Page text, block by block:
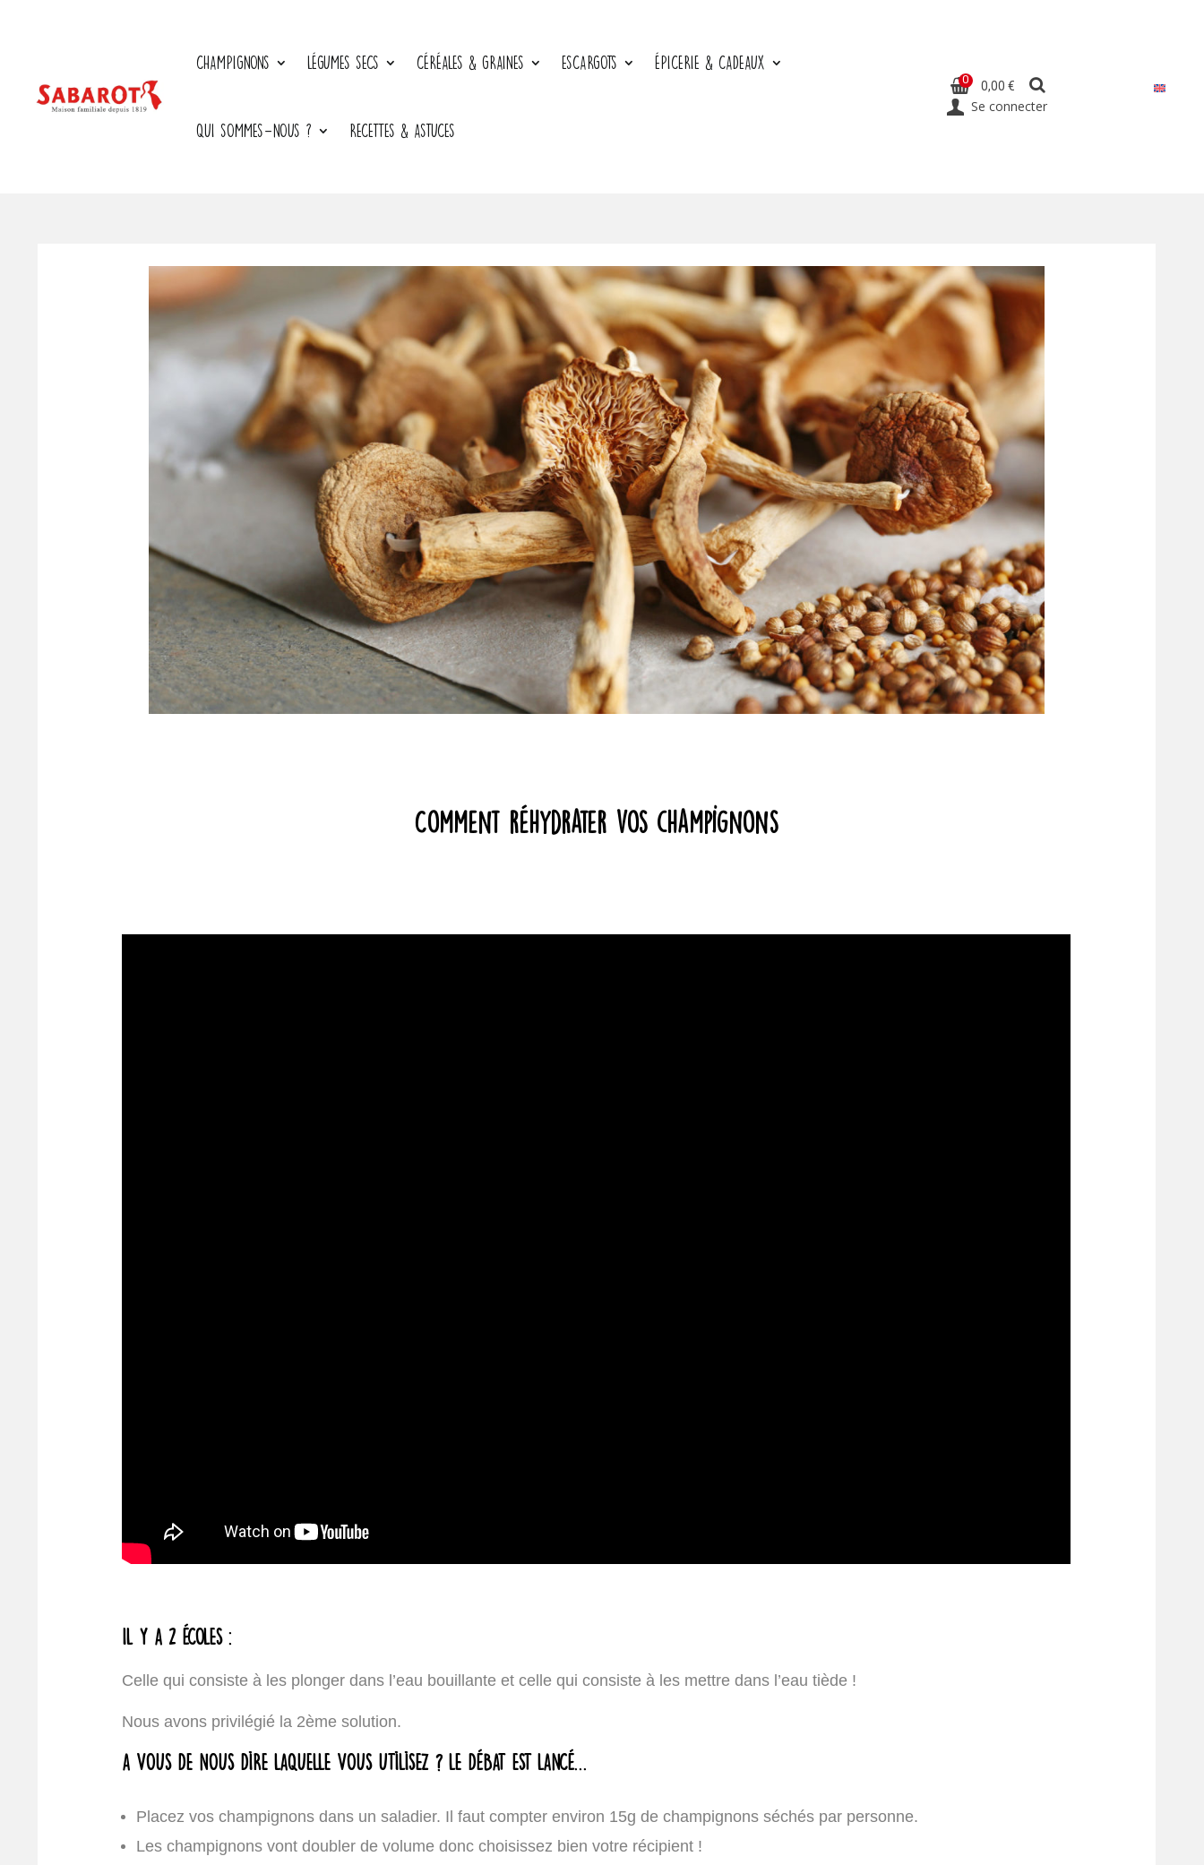
CHAMPIGNONS LÉGUMES SECS CÉRÉALES & GRAINES ESCARGOTS ÉPICERIE & CADEAUX
QUI SOMMES-NOUS ? RECETTES & ASTUCES
0 0,00 €
Se connecter
Comment réhydrater vos champignons
Il y a 2 écoles :
Celle qui consiste à les plonger dans l’eau bouillante et celle qui consiste à les mettre dans l’eau tiède !
Nous avons privilégié la 2ème solution.
A vous de nous dire laquelle vous utilisez ? Le débat est lancé…
Placez vos champignons dans un saladier. Il faut compter environ 15g de champignons séchés par personne.
Les champignons vont doubler de volume donc choisissez bien votre récipient !